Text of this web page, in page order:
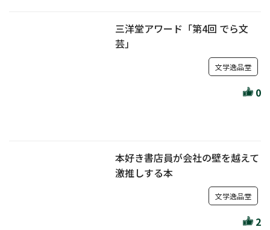
三洋堂アワード「第4回 でら文
芸」
文学逸品堂
0
本好き書店員が会社の壁を越えて
激推しする本
文学逸品堂
2